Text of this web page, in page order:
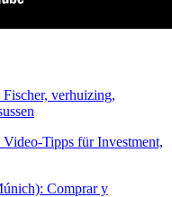
Tipps für Investment,